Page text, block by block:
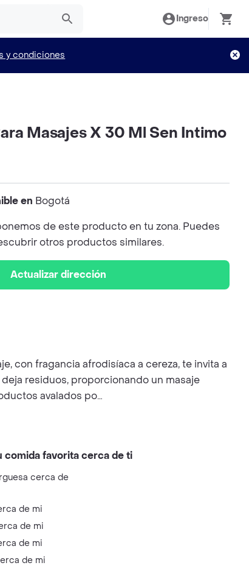
Ingreso
y condiciones
Masajes X 30 Ml Sen Intimo
en Bogotá
de este producto en tu zona. Puedes
otros productos similares.
Actualizar dirección
con fragancia afrodisíaca a cereza, te invita a
residuos, proporcionando un masaje
avalados po…
comida favorita cerca de ti
cerca de
de mi
de mi
de mi
de mi